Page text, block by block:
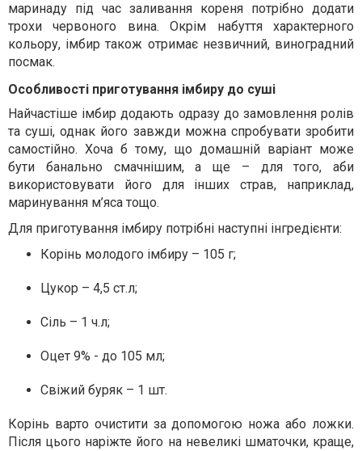
маринаду під час заливання кореня потрібно додати
трохи червоного вина. Окрім набуття характерного
кольору, імбир також отримає незвичний, виноградний
посмак.
Особливості приготування імбиру до суші
Найчастіше імбир додають одразу до замовлення ролів
та суші, однак його завжди можна спробувати зробити
самостійно. Хоча б тому, що домашній варіант може
бути банально смачнішим, а ще – для того, аби
використовувати його для інших страв, наприклад,
маринування м’яса тощо.
Для приготування імбиру потрібні наступні інгредієнти:
Корінь молодого імбиру – 105 г;
Цукор – 4,5 ст.л;
Сіль – 1 ч.л;
Оцет 9% - до 105 мл;
Свіжий буряк – 1 шт.
Корінь варто очистити за допомогою ножа або ложки.
Після цього наріжте його на невеликі шматочки, краще,